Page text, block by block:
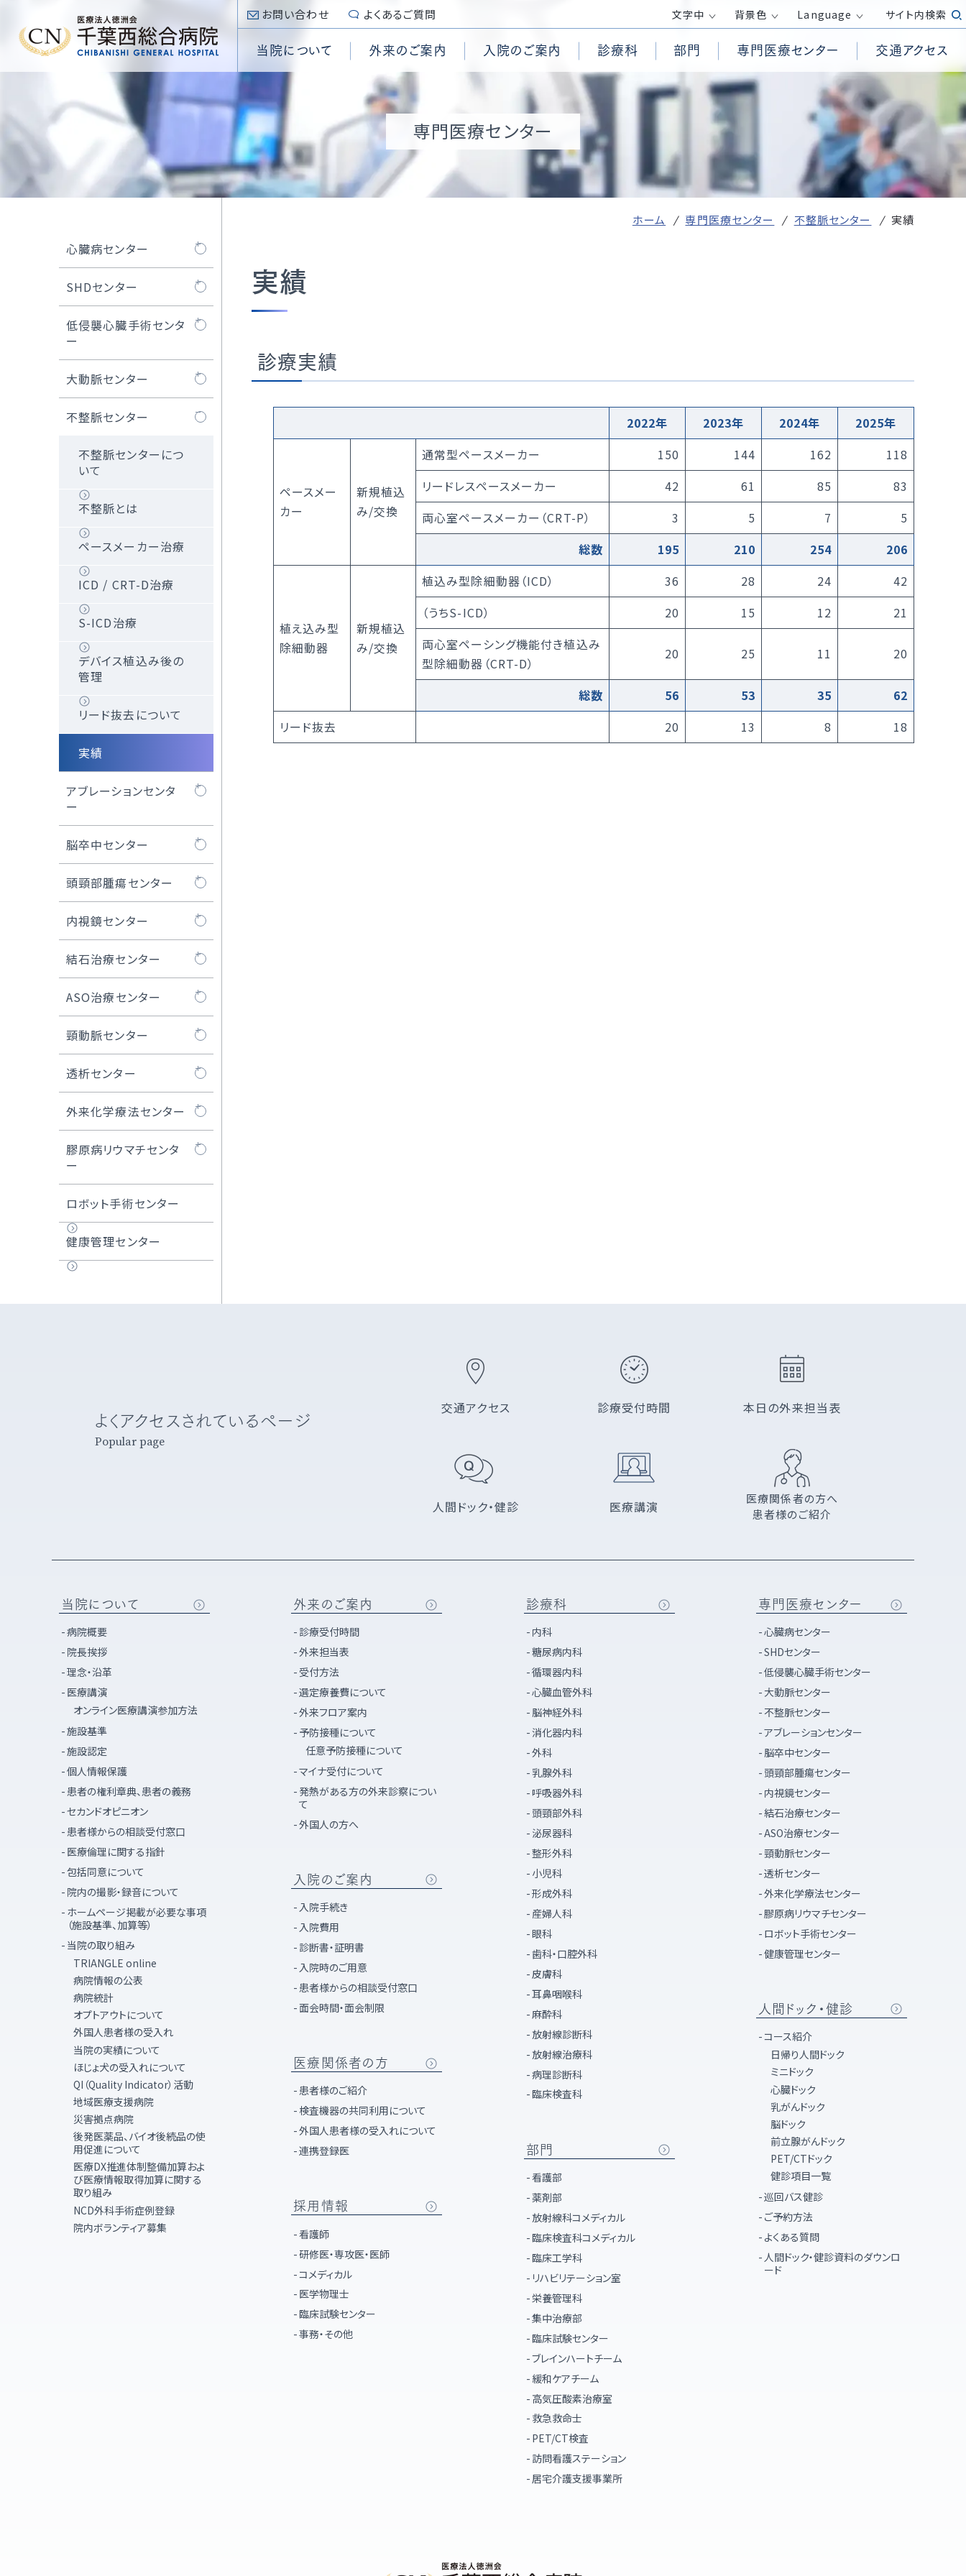
お問い合わせ よくあるご質問 文字中 背景色 Language サイト内検索
当院について 外来のご案内 入院のご案内 診療科 部門 専門医療センター 交通アクセス
About
病院概要
院長挨拶
理念・沿革
医療講演
施設認定
個人情報保護
患者の権利章典、患者の義務
セカンドオピニオン
患者様からの相談受付窓口
医療倫理に関する指針
包括同意について
院内の撮影・録音について
ホームページ掲載が必要な事項（施
TRIANGLE online
病院情報の公表
外国人患者様の受入れ
当院の実績について
外来のご案内
受付方法
外来フロア案内
入院のご案内
入院手続き
入院費用
診断書・証明書
入院時のご用意
患者様からの相談受付窓口
面会時間・面会制限
診療科
Department
内科 糖尿病内科
循環器内科
心臓血管外科
脳神経外科
消化器内科
外科
乳腺外科
呼吸器外科
頭頸部外科
泌尿器科
整形外科
小児科
形成外科
産婦人科
皮膚科
看護部
放射線科コメディカル
臨床検査科コメディカル
臨床工学科
栄養管理科
集中治療部
臨床試験センター
ブレインハートチーム
緩和ケアチーム
高気圧酸素治療室
救急救命士
PET/CT検査
訪問看護ステーション
居宅介護支援事業所
専門医療センター
心臓病センター
SHDセンター
低侵襲心臓手術センター
大動脈センター
不整脈センター
脳卒中センター
頭頸部腫瘍センター
内視鏡センター
結石治療センター
ASO治療センター
透析センター
外来化学療法センター
膠原病リウマチセンター
ロボット手術センター
健康管理センター
専門医療センター
ホーム 専門医療センター 不整脈センター 実績
実績
診療実績
2022年 2023年 2024年 2025年
ペースメー
カー
新規植込
み/交換
通常型ペースメーカー 150 144 162
118
リードレスペースメーカー
42 61 85
83
両心室ペースメーカー（CRT-P）
3 5 7
5
総数
195 210 254 206
植え込み型
除細動器
新規植込
み/交換
植込み型除細動器（ICD） 36 28 24
42
（うちS-ICD）
20 15 12
21
両心室ペーシング機能付き植込み
型除細動器（CRT-D）
20 25 11 20
総数 56 53 35
62
リード抜去
20 13 8 18
心臓病センター
心臓病センターにつ
いて
大動脈弁治療TAVI
SHDセンター
SHDセンターについ
SHDセンタートピッ
クス
マイトラクリッ
プ/PASCAL治療
WATCHMAN™治療
経皮的卵円孔閉鎖
術
iASD（医原性心房中
隔欠損）閉鎖術
医師紹介
低侵襲心臓手術センタ
ー
MICS（低侵襲心臓
手術）とは
MICS弁膜症手術
MICS冠状動脈バイ
パス術
内視鏡下心房細動
手術（ウルフ-オオツ
カ法）
MICS、ロボット手術
における人工心肺装
置
低侵襲心臓手術セン
ター長のご紹介
症例実績
大動脈センター
大動脈センターにつ
人工血管置換術
ステントグラフト治療
胸部大動脈瘤の治
療
腹部大動脈瘤の治
療
不整脈センター
不整脈センターにつ
いて
不整脈とは
ペースメーカー治療
ICD / CRT-D治療
S-ICD治療
デバイス植込み後の
管理
リード抜去について
実績
アブレーションセンタ
ー
カテーテルアブレー
ション
脳卒中センター
脳卒中ケアユニット
頭頸部腫瘍センター
頭頸部腫瘍センター
について
頭頸部良性腫瘍
口腔がん
咽頭がん
喉頭がん
上顎洞がん
甲状腺がん
頭頸部アルミノック
ス治療
内視鏡センター
内視鏡センターにつ
いて
内視鏡治療
医師紹介
内視鏡センター長の
ご紹介
結石治療センター
結石治療センターに
ついて
ASO治療センター
ASO治療センターに
ついて
閉塞性動脈硬化症
ASOの治療例
頸動脈センター
頸動脈センターにつ
いて
頸動脈ステント留置
術
難易度の高いCAS・
頸動脈ステント留置
術
医師紹介
透析センター
透析センターについ
て
外来化学療法センター
外来化学療法センタ
化学療法レジメン一
覧
膠原病リウマチセンタ
ー
膠原病リウマチセン
ターについて
膠原病リウマチセン
ロボット手術センター
健康管理センター
よくアクセスされているページ
Popular page
交通アクセス 診療受付時間 本日の外来担当表
人間ドック・健診 医療講演
医療関係者の方へ
患者様のご紹介
当院について
病院概要
院長挨拶
理念・沿革
医療講演
オンライン医療講演参加方法
施設基準
施設認定
個人情報保護
患者の権利章典、患者の義務
セカンドオピニオン
患者様からの相談受付窓口
医療倫理に関する指針
包括同意について
院内の撮影・録音について
ホームページ掲載が必要な事項
（施設基準、加算等）
当院の取り組み
TRIANGLE online
病院情報の公表
病院統計
オプトアウトについて
外国人患者様の受入れ
当院の実績について
ほじょ犬の受入れについて
QI（Quality Indicator）活動
地域医療支援病院
災害拠点病院
後発医薬品、バイオ後続品の使
用促進について
医療DX推進体制整備加算およ
び医療情報取得加算に関する
取り組み
NCD外科手術症例登録
院内ボランティア募集
外来のご案内
診療受付時間
外来担当表
受付方法
選定療養費について
外来フロア案内
予防接種について
任意予防接種について
マイナ受付について
発熱がある方の外来診察につい
て
外国人の方へ
入院のご案内
入院手続き
入院費用
診断書・証明書
入院時のご用意
患者様からの相談受付窓口
面会時間・面会制限
医療関係者の方
患者様のご紹介
検査機器の共同利用について
外国人患者様の受入れについて
連携登録医
採用情報
看護師
研修医・専攻医・医師
コメディカル
医学物理士
臨床試験センター
事務・その他
診療科
内科
糖尿病内科
循環器内科
心臓血管外科
脳神経外科
消化器内科
外科
乳腺外科
呼吸器外科
頭頸部外科
泌尿器科
整形外科
小児科
形成外科
産婦人科
眼科
歯科・口腔外科
皮膚科
耳鼻咽喉科
麻酔科
放射線診断科
放射線治療科
病理診断科
臨床検査科
部門
看護部
薬剤部
放射線科コメディカル
臨床検査科コメディカル
臨床工学科
リハビリテーション室
栄養管理科
集中治療部
臨床試験センター
ブレインハートチーム
緩和ケアチーム
高気圧酸素治療室
救急救命士
PET/CT検査
訪問看護ステーション
居宅介護支援事業所
専門医療センター
心臓病センター
SHDセンター
低侵襲心臓手術センター
大動脈センター
不整脈センター
アブレーションセンター
脳卒中センター
頭頸部腫瘍センター
内視鏡センター
結石治療センター
ASO治療センター
頸動脈センター
透析センター
外来化学療法センター
膠原病リウマチセンター
ロボット手術センター
健康管理センター
人間ドック・健診
コース紹介
日帰り人間ドック
ミニドック
心臓ドック
乳がんドック
脳ドック
前立腺がんドック
PET/CTドック
健診項目一覧
巡回バス健診
ご予約方法
よくある質問
人間ドック・健診資料のダウンロ
ード